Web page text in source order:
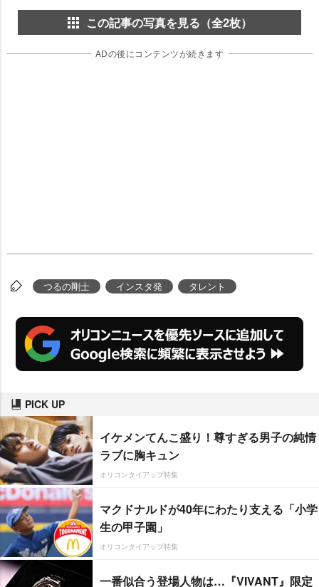
この記事の写真を見る（全2枚）
ADの後にコンテンツが続きます
つるの剛士 インスタ発 タレント
PICK UP
イケメンてんこ盛り！尊すぎる男子の純情
ラブに胸キュン
オリコンタイアップ特集
マクドナルドが40年にわたり支える「小学
生の甲子園」
オリコンタイアップ特集
一番似合う登場人物は…『VIVANT』限定